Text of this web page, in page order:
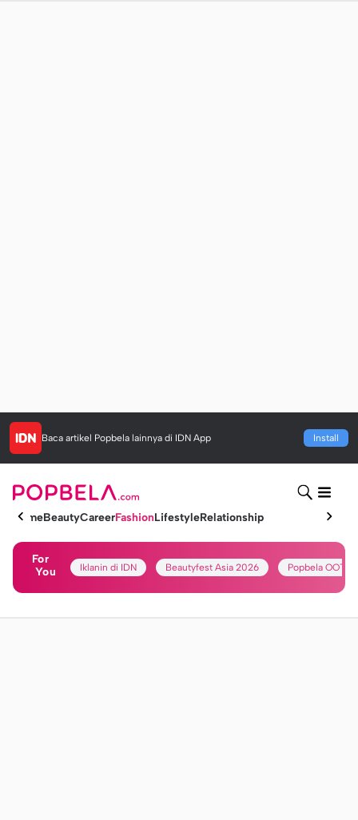
Baca artikel Popbela lainnya di IDN App Install
HomeBeautyCareerFashionLifestyleRelationship
For
You
Iklanin di IDN Beautyfest Asia 2026 Popbela OOTD